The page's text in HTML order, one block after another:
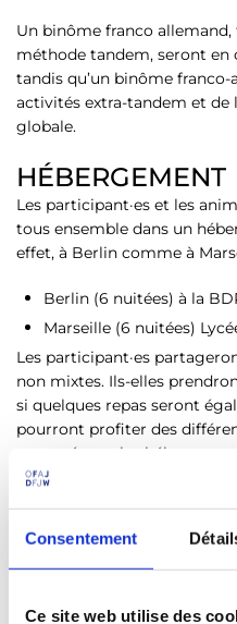
Consentement
Ce site web utilise des
Un binôme franco
méthode tandem, seront en
tandis qu’un binôme
activités extra-tandem et de
globale.
HÉBERGEMENT
Les participant·es et les
tous ensemble dans un
effet, à Berlin comme à
Berlin (6 nuitées) à la
Marseille (6 nuitées)
Les participant·es
non mixtes. Ils-elles
si quelques repas seront
pourront profiter des
proposés par les
salle d’activité sera